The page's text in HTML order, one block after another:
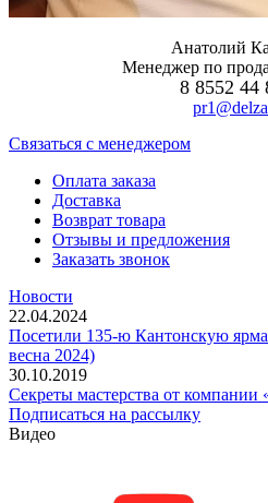
Анатолий
Менеджер по
8 8552 44
Cвязаться с менеджером
Оплата заказа
Доставка
Возврат товара
Отзывы и предложения
Заказать звонок
Новости
22.04.2024
Посетили 135-ю Кантонскую
весна 2024)
30.10.2019
Секреты мастерства от компании
Подписаться на рассылку
Видео